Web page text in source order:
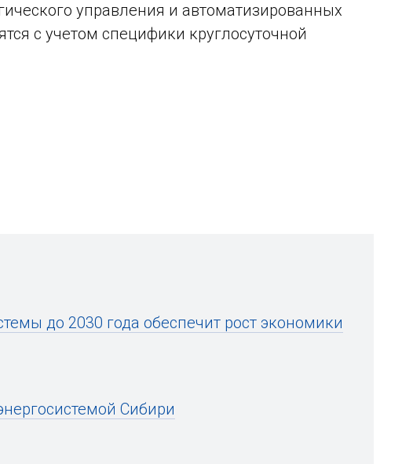
управления и автоматизированных
с учетом специфики круглосуточной
до 2030 года обеспечит рост экономики
Сибири